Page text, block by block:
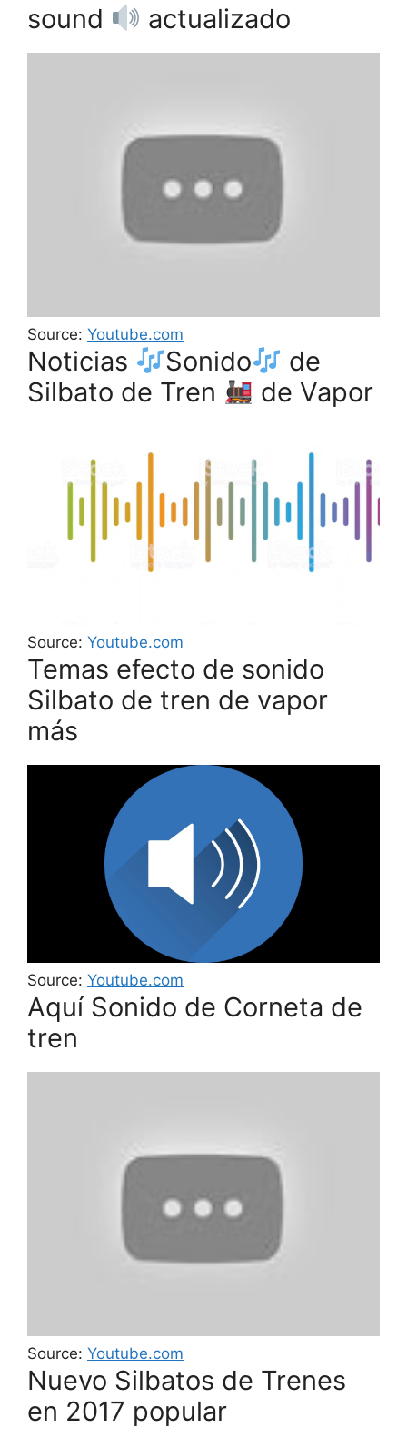
sound
actualizado
Source: Youtube.com
Noticias Sonido
de
Silbato de Tren
de Vapor
Source: Youtube.com
Temas efecto de sonido
Silbato de tren de vapor
más
Source: Youtube.com
Aquí Sonido de Corneta de
tren
Source: Youtube.com
Nuevo Silbatos de Trenes
en 2017 popular